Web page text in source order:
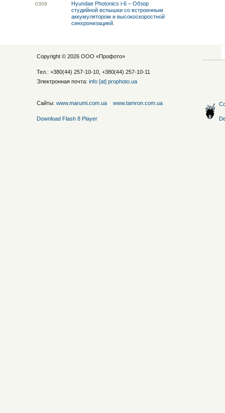
0309
Hyundae Photonics i-6 – Обзор
студийной вспышки со встроенным
аккумулятором и высокоскоростной
синхронизацией.
Copyright © 2026 ООО «Профото»
Тел.: +380(44) 257-10-10, +380(44) 257-10-11
Электронная почта: info [at] prophoto.ua
Сайты: www.marumi.com.ua www.tamron.com.ua
Download Flash 8 Player